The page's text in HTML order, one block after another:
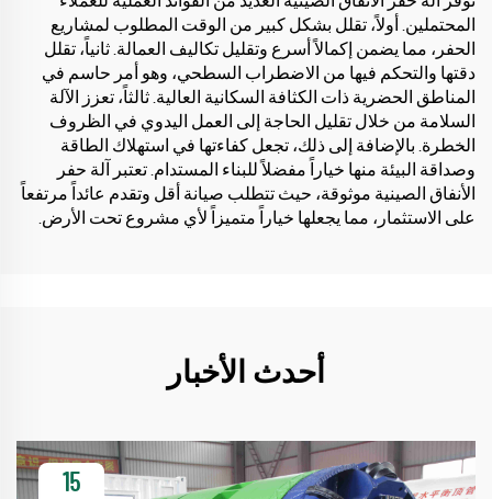
المحتملين. أولاً، تقلل بشكل كبير من الوقت المطلوب لمشاريع
الحفر، مما يضمن إكمالاً أسرع وتقليل تكاليف العمالة. ثانياً، تقلل
دقتها والتحكم فيها من الاضطراب السطحي، وهو أمر حاسم في
المناطق الحضرية ذات الكثافة السكانية العالية. ثالثاً، تعزز الآلة
السلامة من خلال تقليل الحاجة إلى العمل اليدوي في الظروف
الخطرة. بالإضافة إلى ذلك، تجعل كفاءتها في استهلاك الطاقة
وصداقة البيئة منها خياراً مفضلاً للبناء المستدام. تعتبر آلة حفر
الأنفاق الصينية موثوقة، حيث تتطلب صيانة أقل وتقدم عائداً مرتفعاً
على الاستثمار، مما يجعلها خياراً متميزاً لأي مشروع تحت الأرض.
أحدث الأخبار
15